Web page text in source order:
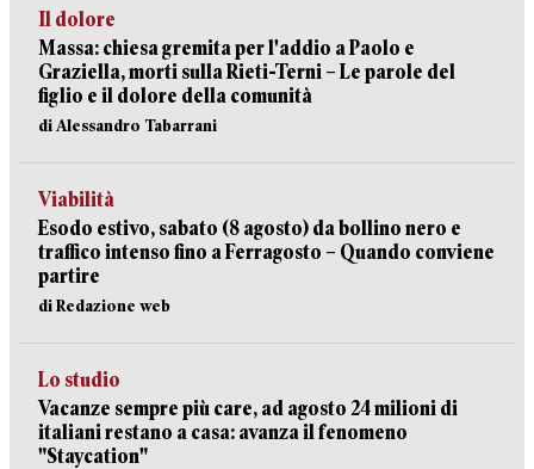
Il dolore
Massa: chiesa gremita per l'addio a Paolo e
Graziella, morti sulla Rieti-Terni – Le parole del
figlio e il dolore della comunità
di Alessandro Tabarrani
Viabilità
Esodo estivo, sabato (8 agosto) da bollino nero e
traffico intenso fino a Ferragosto – Quando conviene
partire
di Redazione web
Lo studio
Vacanze sempre più care, ad agosto 24 milioni di
italiani restano a casa: avanza il fenomeno
"Staycation"